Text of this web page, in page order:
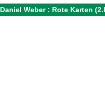
Daniel Weber : Rote Karten